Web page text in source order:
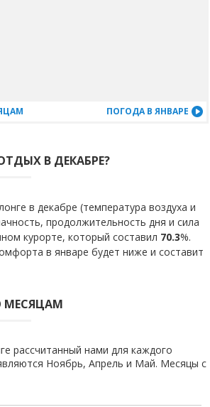
ПОГОДА В ЯНВАРЕ
В ДЕКАБРЕ?
в декабре (температура воздуха и
продолжительность дня и сила
курорте, который составил 70.3%.
в январе будет ниже и составит
МЕСЯЦАМ
рассчитанный нами для каждого
Ноябрь, Апрель и Май. Месяцы с